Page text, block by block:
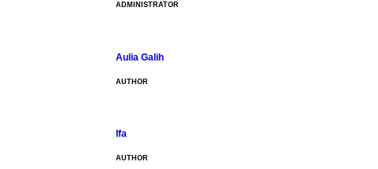
ADMINISTRATOR
Aulia Galih
AUTHOR
Ifa
AUTHOR